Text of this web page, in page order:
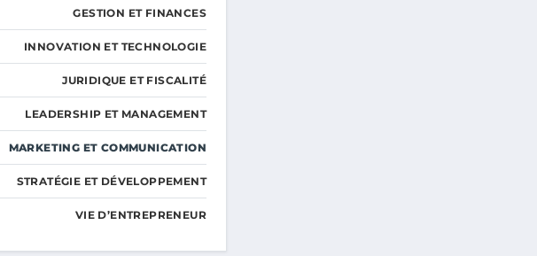
GESTION ET FINANCES
INNOVATION ET TECHNOLOGIE
JURIDIQUE ET FISCALITÉ
LEADERSHIP ET MANAGEMENT
MARKETING ET COMMUNICATION
STRATÉGIE ET DÉVELOPPEMENT
VIE D’ENTREPRENEUR